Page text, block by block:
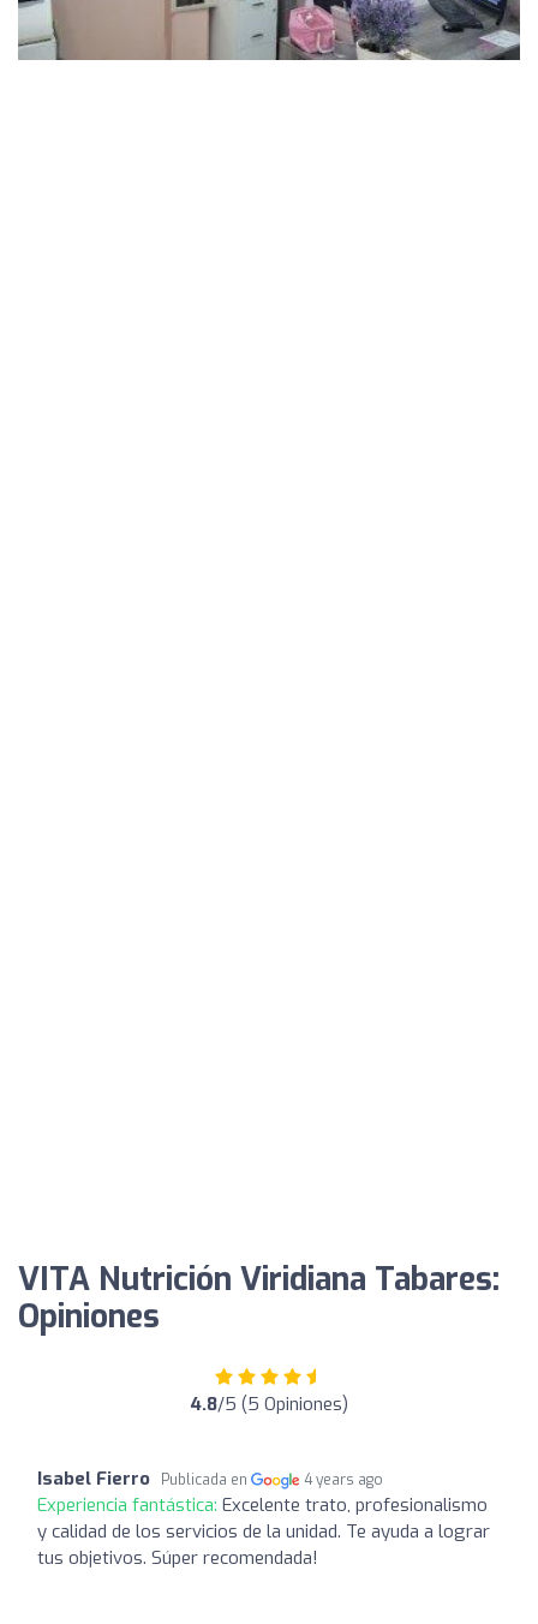
VITA Nutrición Viridiana Tabares:
Opiniones
4.8/5 (5 Opiniones)
Isabel Fierro Publicada en 4 years ago
Experiencia fantástica: Excelente trato, profesionalismo
y calidad de los servicios de la unidad. Te ayuda a lograr
tus objetivos. Súper recomendada!